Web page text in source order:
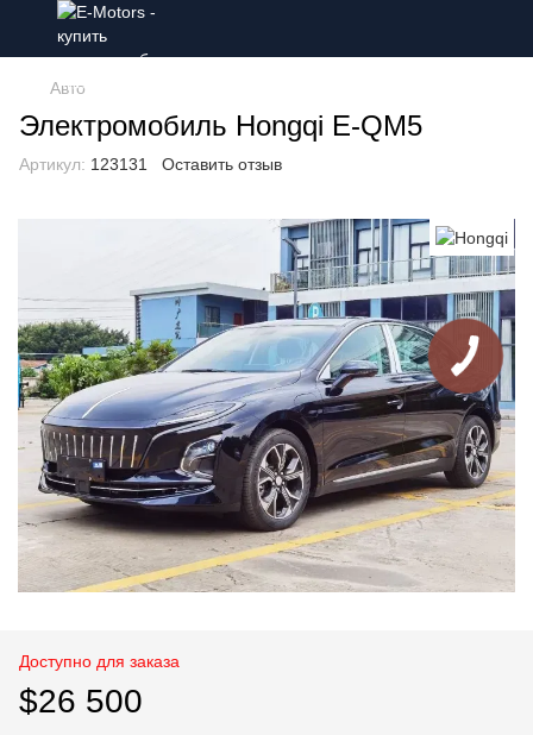
Авто
Электромобиль Hongqi E-QM5
Артикул: 123131 Оставить отзыв
Доступно для заказа
$26 500